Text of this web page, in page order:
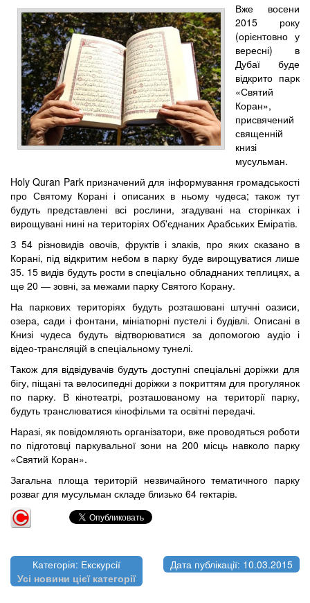
Вже восени
2015 року
(орієнтовно у
вересні) в
Дубаї буде
відкрито парк
«Святий
Коран»,
присвячений
священній
книзі
мусульман.
Holy Quran Park призначений для інформування громадськості
про Святому Корані і описаних в ньому чудеса; також тут
будуть представлені всі рослини, згадувані на сторінках і
вирощувані нині на територіях Об'єднаних Арабських Еміратів.
З 54 різновидів овочів, фруктів і злаків, про яких сказано в
Корані, під відкритим небом в парку буде вирощуватися лише
35. 15 видів будуть рости в спеціально обладнаних теплицях, а
ще 20 — зовні, за межами парку Святого Корану.
На паркових територіях будуть розташовані штучні оазиси,
озера, сади і фонтани, мініатюрні пустелі і будівлі. Описані в
Книзі чудеса будуть відтворюватися за допомогою аудіо і
відео-трансляцій в спеціальному тунелі.
Також для відвідувачів будуть доступні спеціальні доріжки для
бігу, піщані та велосипедні доріжки з покриттям для прогулянок
по парку. В кінотеатрі, розташованому на території парку,
будуть транслюватися кінофільми та освітні передачі.
Наразі, як повідомляють організатори, вже проводяться роботи
по підготовці паркувальної зони на 200 місць навколо парку
«Святий Коран».
Загальна площа територій незвичайного тематичного парку
розваг для мусульман складе близько 64 гектарів.
Категорія: Екскурсії
Усі новини цієї категорії
Дата публікації: 10.03.2015